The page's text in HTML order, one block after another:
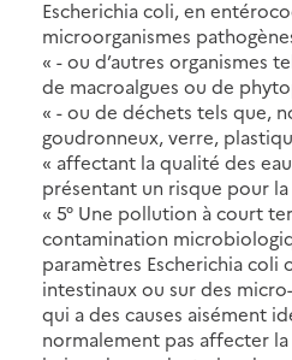
Escherichia coli, en
microorganismes
« - ou d’autres organismes
de macroalgues ou de
« - ou de déchets tels que,
goudronneux, verre,
« affectant la qualité des
présentant un risque pour
« 5° Une pollution à court
contamination
paramètres Escherichia coli
intestinaux ou sur des
qui a des causes aisément
normalement pas affecter